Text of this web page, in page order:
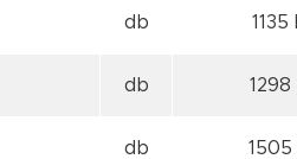
db 1135
db 1298
db 1505